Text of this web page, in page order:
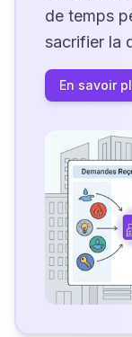
de temps
sacrifier la
En savoir